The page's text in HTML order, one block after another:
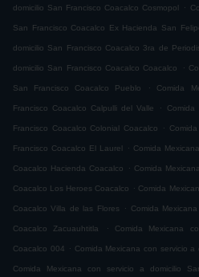
domicilio San Francisco Coacalco Cosmopol .
San Francisco Coacalco Ex Hacienda San
domicilio San Francisco Coacalco 3ra de
domicilio San Francisco Coacalco Coacalco .
San Francisco Coacalco Pueblo . Comida
Francisco Coacalco Calpulli del Valle .
Francisco Coacalco Colonial Coacalco .
Francisco Coacalco El Laurel . Comida
Coacalco Hacienda Coacalco . Comida
Coacalco Los Heroes Coacalco . Comida
Coacalco Villa de las Flores . Comida
Coacalco Zacuauhtitla . Comida Mexicana
Coacalco 004 . Comida Mexicana con servicio
Comida Mexicana con servicio a domicilio